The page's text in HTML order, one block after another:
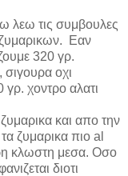
λεω τις συμβουλες
Εαν
320 γρ.
σιγουρα οχι
γρ. χοντρο αλατι
και απο την
ζυμαρικα πιο al
κλωστη μεσα. Οσο
διοτι